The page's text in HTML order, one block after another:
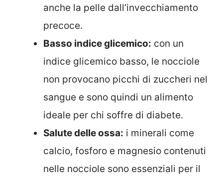
anche la pelle dall’invecchiamento
precoce.
Basso indice glicemico: con un
indice glicemico basso, le nocciole
non provocano picchi di zuccheri nel
sangue e sono quindi un alimento
ideale per chi soffre di diabete.
Salute delle ossa: i minerali come
calcio, fosforo e magnesio contenuti
nelle nocciole sono essenziali per il